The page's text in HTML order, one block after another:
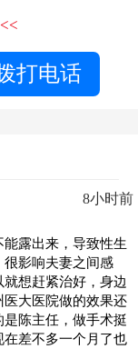
打电话
8小时前
露出来，导致性生
影响夫妻之间感
想赶紧治好，身边
大医院做的效果还
陈主任，做手术挺
差不多一个月了也